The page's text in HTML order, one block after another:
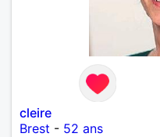
cleire
Brest - 52 ans